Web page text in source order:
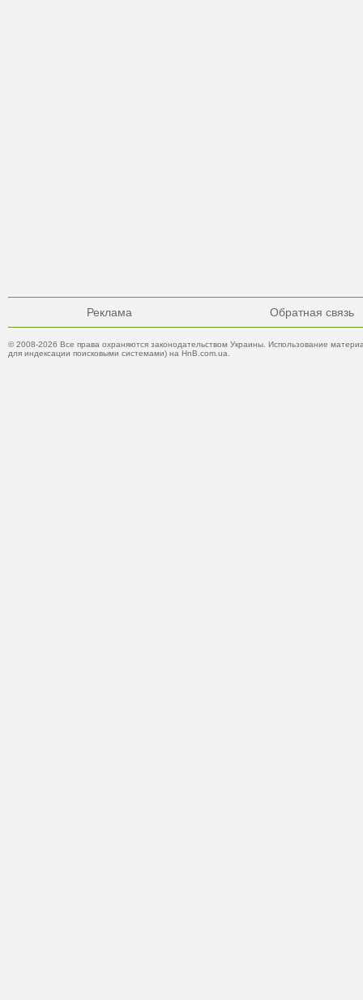
Реклама Обратная связь
© 2008-2026 Все права охраняются законодательством Украины. Использование
для индексации поисковыми системами) на HnB.com.ua.